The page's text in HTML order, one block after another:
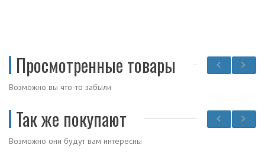
Просмотренные товары
Возможно вы что-то забыли
Так же покупают
Возможно они будут вам интересны